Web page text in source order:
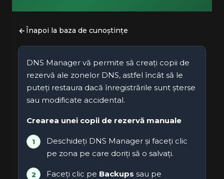
Înapoi la baza de cunoștințe
DNS Manager vă permite să creați copii de
rezervă ale zonelor DNS, astfel încât să le
puteți restaura dacă înregistrările sunt șterse
sau modificate accidental.
Crearea unei copii de rezervă manuale
Deschideți DNS Manager și faceți clic
pe zona pe care doriți să o salvați.
Faceți clic pe Backups sau pe